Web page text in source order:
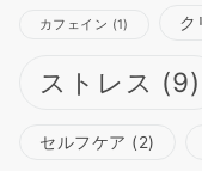
カフェイン (1) ク
ストレス (9)
セルフケア (2)